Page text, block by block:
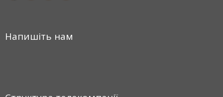
Напишіть нам